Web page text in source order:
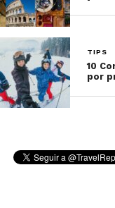
mismo uno olvida
Puedes leer:
diferentes tipos
¿Eres
han
TIPS
10
por